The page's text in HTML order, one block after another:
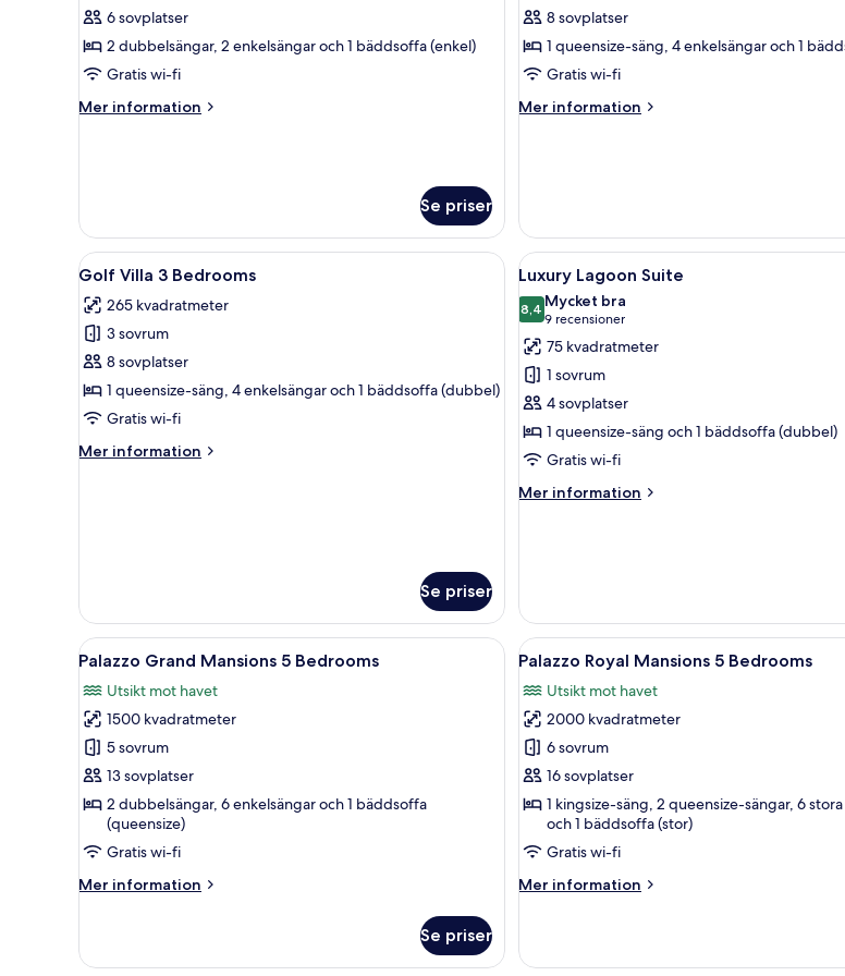
Duplex
Swim
Up
Pool
6 sovplatser
2 dubbelsängar, 2 enkelsängar och 1 bäddsoffa (enkel)
Gratis wi-fi
Mer information
Mer
Suite
Pool
Access
Se priser
Swim
Up
Villa
Bedrooms
8 sovplatser
1 queensize-säng, 4 enkelsängar och 1
Gratis wi-fi
Mer information
Mer
3
Bedrooms
Öppna
alla
foton
för
Golf
Villa
3
Ett rymligt sovrum med en stor säng, en sittgrupp med en fåtölj och en bänk, ett
9
Golf Villa 3 Bedrooms
265 kvadratmeter
3 sovrum
8 sovplatser
1 queensize-säng, 4 enkelsängar och 1 bäddsoffa (dubbel)
Gratis wi-fi
Mer information
Mer
Se priser
Öppna
alla
foton
för
Luxury
Lagoon
Suite
Ett poolområde
9
Luxury Lagoon Suite
8,48,4 av 10
Mycket bra
9 recensioner
(9 recensioner)
75 kvadratmeter
1 sovrum
4 sovplatser
1 queensize-säng och 1 bäddsoffa (dubbel)
Gratis wi-fi
Mer information
Mer
Öppna
alla
foton
för
Palazzo
Grand
Mansions
Bedrooms
Ett modernt område vid poolen med solstolar och parasoller, ett kristallklart
19
Palazzo Grand Mansions 5 Bedrooms
Utsikt mot havet
1500 kvadratmeter
5 sovrum
13 sovplatser
2 dubbelsängar, 6 enkelsängar och 1 bäddsoffa
(queensize)
Gratis wi-fi
Mer information
Mer
Grand
Se priser
Öppna
alla
foton
för
Palazzo
Royal
Mansions
Bedrooms
Ett modernt
19
Palazzo Royal Mansions 5 Bedrooms
Utsikt mot havet
2000 kvadratmeter
6 sovrum
16 sovplatser
1 kingsize-säng, 2 queensize-sängar, 6
och 1 bäddsoffa (stor)
Gratis wi-fi
Mer information
Mer
Royal